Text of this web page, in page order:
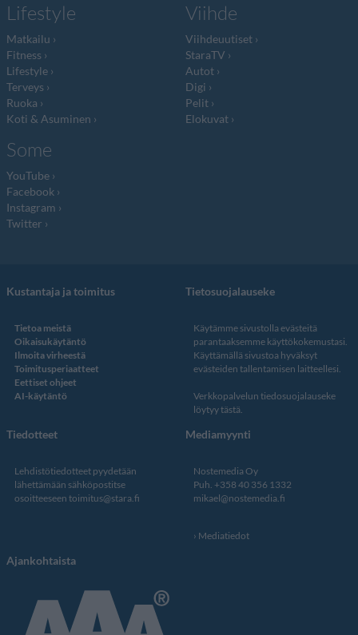
Lifestyle
Matkailu
Fitness
Lifestyle
Terveys
Ruoka
Koti & Asuminen
Viihde
Viihdeuutiset
StaraTV
Autot
Digi
Pelit
Elokuvat
Some
YouTube
Facebook
Instagram
Twitter
Kustantaja ja toimitus
Tietoa meistä
Oikaisukäytäntö
Ilmoita virheestä
Toimitusperiaatteet
Eettiset ohjeet
AI-käytäntö
Tietosuojalauseke
Käytämme sivustolla evästeitä
parantaaksemme käyttökokemustasi.
Käyttämällä sivustoa hyväksyt
evästeiden tallentamisen laitteellesi.
Verkkopalvelun tiedosuojalauseke
löytyy tästä.
Tiedotteet
Lehdistötiedotteet pyydetään
lähettämään sähköpostitse
osoitteeseen toimitus@stara.fi
Mediamyynti
Nostemedia Oy
Puh. +358 40 356 1332
mikael@nostemedia.fi
Mediatiedot
Ajankohtaista